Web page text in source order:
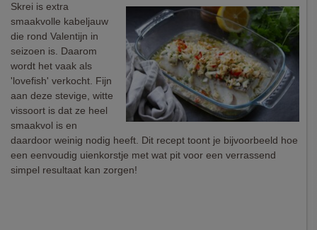
Skrei is extra
smaakvolle kabeljauw
die rond Valentijn in
seizoen is. Daarom
wordt het vaak als
'lovefish' verkocht. Fijn
aan deze stevige, witte
vissoort is dat ze heel
smaakvol is en
daardoor weinig nodig heeft. Dit recept toont je bijvoorbeeld hoe
een eenvoudig uienkorstje met wat pit voor een verrassend
simpel resultaat kan zorgen!